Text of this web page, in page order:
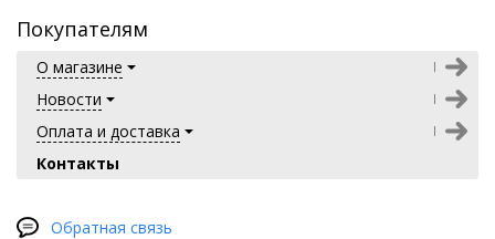
Покупателям
О магазине
Новости
Оплата и доставка
Контакты
Обратная связь